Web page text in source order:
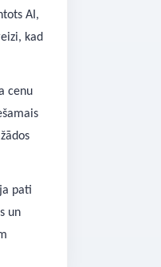
AI,
kad
cenu
pati
un